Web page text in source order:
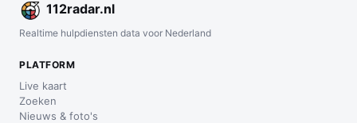
112radar.nl
Realtime hulpdiensten data voor Nederland
PLATFORM
Live kaart
Zoeken
Nieuws & foto's